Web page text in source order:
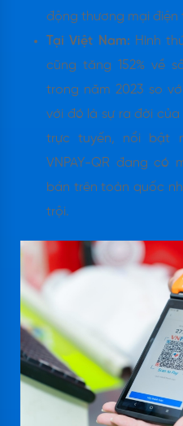
động thương mại điện
Tại Việt Nam: Hình
cũng tăng 152% về
trong năm 2023 so
với đó là sự ra đời
trực tuyến, nổi bật
VNPAY-QR đang có
bán trên toàn quốc
trội.